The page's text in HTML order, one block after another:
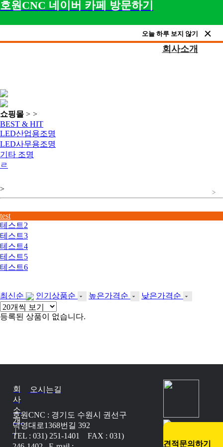
호원CNC 네이버 카페 방문하기
오늘 하루 보지 않기
회사소개
쇼핑몰 > >
BEST & HIT
LED산업용조명
LED사무용조명
기타 조명
ㄹ
> >
test
테스트2
테스트3
테스트4
테스트5
테스트6
최신순 인기상품순 높은가격순 낮은가격순
등록된 상품이 없습니다.
회
사
소
개
|
오시는길
호원CNC : 경기도 수원시 권선구
덕영대로1368번길 392
TEL : 031) 251-1401 FAX : 031)
견적문의하기